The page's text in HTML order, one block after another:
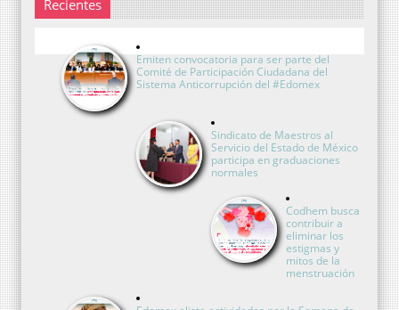
Recientes
Emiten convocatoria para ser parte del
Comité de Participación Ciudadana del
Sistema Anticorrupción del #Edomex
Sindicato de Maestros al
Servicio del Estado de México
participa en graduaciones
normales
Codhem busca
contribuir a
eliminar los
estigmas y
mitos de la
menstruación